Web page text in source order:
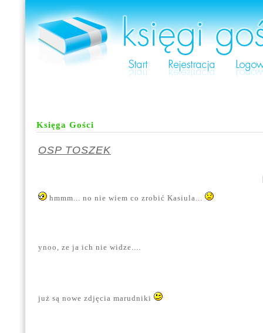
Księga Gości
OSP TOSZEK
hmmm... no nie wiem co zrobić Kasiula...
ynoo, ze ja ich nie widze....
już są nowe zdjęcia marudniki